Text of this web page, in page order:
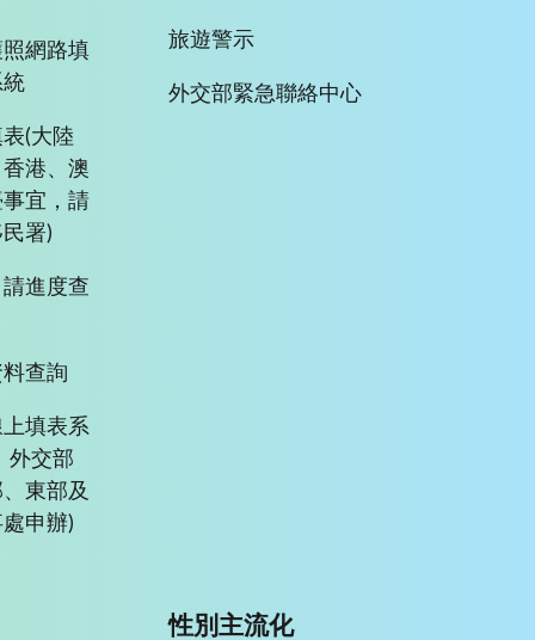
網路填
(大陸
港、澳
宜，請
署)
進度查
查詢
填表系
外交部
東部及
申辦)
旅遊警示
外交部緊急聯絡中心
性別主流化